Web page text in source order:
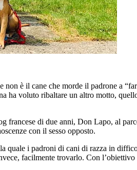
è il cane che morde il padrone a
voluto ribaltare un altro motto,
francese di due anni, Don Lapo, al
con il sesso opposto.
quale i padroni di cani di razza in
facilmente trovarlo. Con l’obiettivo